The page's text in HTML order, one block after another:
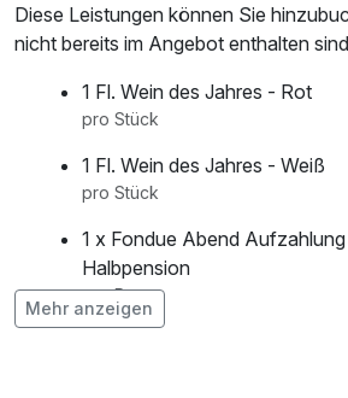
Diese Leistungen können Sie
nicht bereits im Angebot enthalten
1 Fl. Wein des Jahres - Rot
pro Stück
1 Fl. Wein des Jahres - Weiß
pro Stück
1 x Fondue Abend
Halbpension
pro Person
Mehr anzeigen